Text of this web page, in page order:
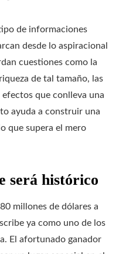
de informaciones
desde lo aspiracional
cuestiones como la
de tal tamaño, las
que conlleva una
ayuda a construir una
que supera el mero
será histórico
millones de dólares a
ya como uno de los
El afortunado ganador